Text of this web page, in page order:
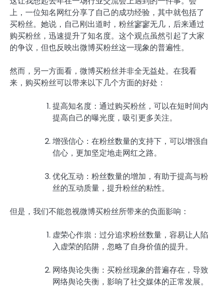
上，一位知名网红分享了自己的成功经验，其中就包括了
买粉丝。她说，自己刚出道时，粉丝寥寥无几，后来通过
购买粉丝，迅速提升了知名度。这个观点虽然引起了大家
的争议，但也反映出微博买粉丝这一现象的普遍性。
然而，另一方面看，微博买粉丝并非全无益处。在我看
来，购买粉丝可以带来以下几个方面的好处：
提高知名度：通过购买粉丝，可以在短时间内
提高自己的曝光度，吸引更多关注。
增强信心：在粉丝数量的支持下，可以增强自
信心，更加坚定地走网红之路。
优化互动：粉丝数量的增加，有助于提高与粉
丝的互动质量，提升粉丝的粘性。
但是，我们不能忽视微博买粉丝所带来的负面影响：
虚荣心作祟：过分追求粉丝数量，容易让人陷
入虚荣的陷阱，忽略了自身价值的提升。
网络舆论失衡：买粉丝现象的普遍存在，导致
网络舆论失衡，影响了社交媒体的正常发展。